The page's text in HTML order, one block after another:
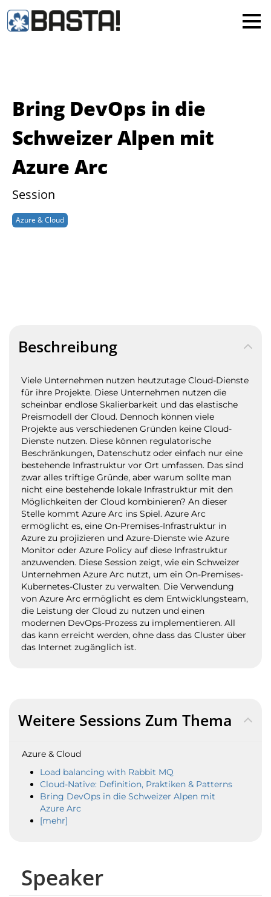
Bring DevOps in die
Schweizer Alpen mit
Azure Arc
Session
Azure & Cloud
Speaker
Beschreibung
Viele Unternehmen nutzen heutzutage Cloud-Dienste
für ihre Projekte. Diese Unternehmen nutzen die
scheinbar endlose Skalierbarkeit und das elastische
Preismodell der Cloud. Dennoch können viele
Projekte aus verschiedenen Gründen keine Cloud-
Dienste nutzen. Diese können regulatorische
Beschränkungen, Datenschutz oder einfach nur eine
bestehende Infrastruktur vor Ort umfassen. Das sind
zwar alles triftige Gründe, aber warum sollte man
nicht eine bestehende lokale Infrastruktur mit den
Möglichkeiten der Cloud kombinieren? An dieser
Stelle kommt Azure Arc ins Spiel. Azure Arc
ermöglicht es, eine On-Premises-Infrastruktur in
Azure zu projizieren und Azure-Dienste wie Azure
Monitor oder Azure Policy auf diese Infrastruktur
anzuwenden. Diese Session zeigt, wie ein Schweizer
Unternehmen Azure Arc nutzt, um ein On-Premises-
Kubernetes-Cluster zu verwalten. Die Verwendung
von Azure Arc ermöglicht es dem Entwicklungsteam,
die Leistung der Cloud zu nutzen und einen
modernen DevOps-Prozess zu implementieren. All
das kann erreicht werden, ohne dass das Cluster über
das Internet zugänglich ist.
Weitere Sessions Zum Thema
Azure & Cloud
Load balancing with Rabbit MQ
Cloud-Native: Definition, Praktiken & Patterns
Bring DevOps in die Schweizer Alpen mit
Azure Arc
[mehr]
MAINZ
Alle